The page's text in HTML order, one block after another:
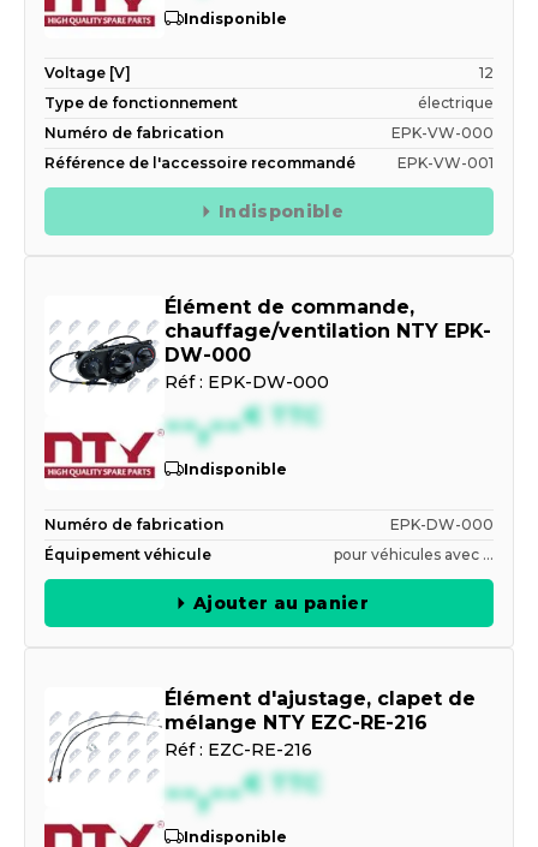
Indisponible
Voltage [V]
12
Type de fonctionnement
électrique
Numéro de fabrication
EPK-VW-000
Référence de l'accessoire recommandé
EPK-VW-001
Indisponible
Élément de commande,
chauffage/ventilation NTY EPK-
DW-000
Réf : EPK-DW-000
--,--€ TTC
Indisponible
Numéro de fabrication
EPK-DW-000
Équipement véhicule
pour véhicules avec ...
Ajouter au panier
Élément d'ajustage, clapet de
mélange NTY EZC-RE-216
Réf : EZC-RE-216
--,--€ TTC
Indisponible